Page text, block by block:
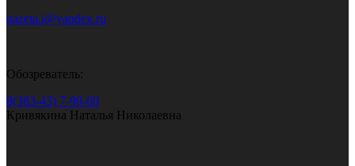
gazeta.i@yandex.ru
Обозреватель:
8(383-43) 7-90-60
Кривякина Наталья Николаевна